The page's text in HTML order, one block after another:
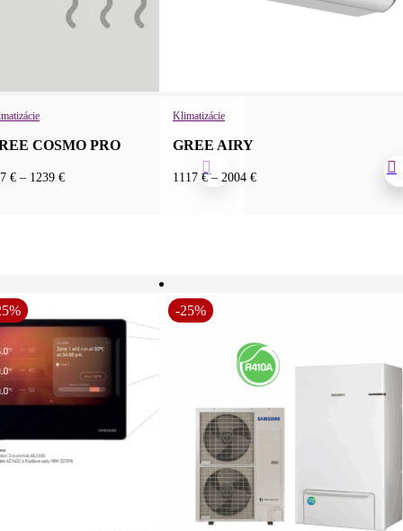
COSMO PRO
€ – 1239 €Price
Klimatizácie
GREE AIRY
1117 € – 2004 €Price
-25%